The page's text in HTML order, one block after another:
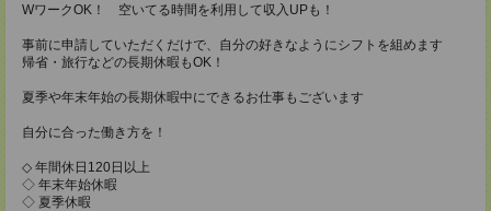
WワークOK！ 空いてる時間を利用して収入UPも！
事前に申請していただくだけで、自分の好きなようにシフトを組めます
帰省・旅行などの長期休暇もOK！
夏季や年末年始の長期休暇中にできるお仕事もございます
自分に合った働き方を！
◇ 年間休日120日以上
◇ 年末年始休暇
◇ 夏季休暇